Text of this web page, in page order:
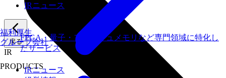
IRニュース
戻る
IR
IRニュース
グループ会社
FPGA・量子・フラッシュメモリなど専門領域に特化し
たサービス
PRODUCTS
福利厚生